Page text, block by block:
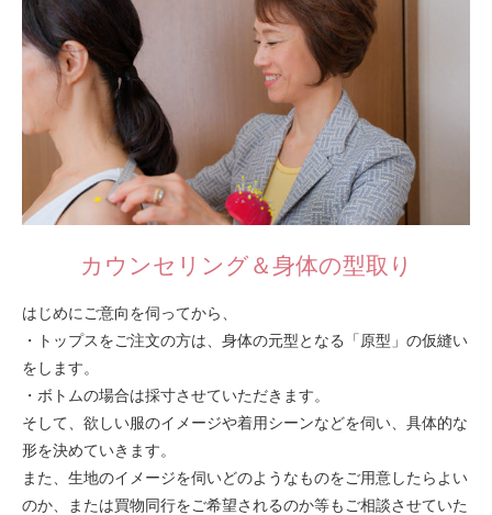
カウンセリング＆身体の型取り
はじめにご意向を伺ってから、
・トップスをご注文の方は、身体の元型となる「原型」の仮縫い
をします。
・ボトムの場合は採寸させていただきます。
そして、欲しい服のイメージや着用シーンなどを伺い、具体的な
形を決めていきます。
また、生地のイメージを伺いどのようなものをご用意したらよい
のか、または買物同行をご希望されるのか等もご相談させていた